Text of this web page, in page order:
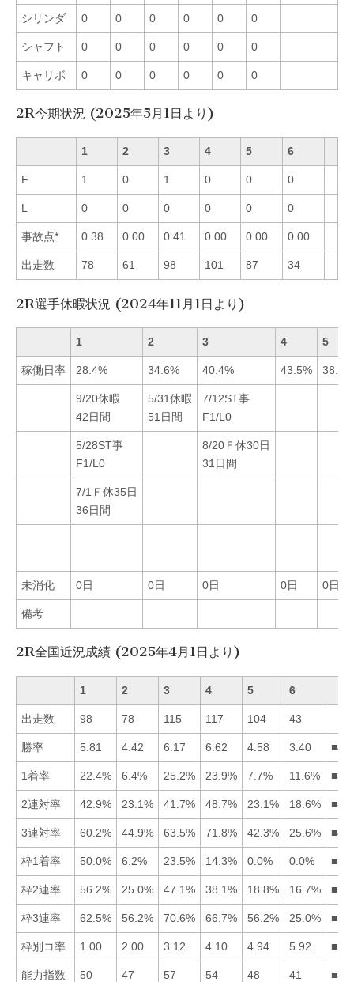
シリンダ 0 0 0 0 0 0
シャフト 0 0 0 0 0 0
キャリボ 0 0 0 0 0 0
2R今期状況 (2025年5月1日より)
1 2 3 4 5 6
F 1 0 1 0 0 0
L 0 0 0 0 0 0
事故点* 0.38 0.00 0.41 0.00 0.00 0.00
出走数 78 61 98 101 87 34
2R選手休暇状況 (2024年11月1日より)
1 2 3 4 5
稼働日率 28.4% 34.6% 40.4% 43.5% 38.0%
9/20休暇
42日間
5/31休暇
51日間
7/12ST事
F1/L0
5/28ST事
F1/L0
8/20Ｆ休30日
31日間
7/1Ｆ休35日
36日間
未消化 0日 0日 0日 0日 0日
備考
2R全国近況成績 (2025年4月1日より)
1 2 3 4 5 6
出走数 98 78 115 117 104 43
勝率 5.81 4.42 6.17 6.62 4.58 3.40
1着率 22.4% 6.4% 25.2% 23.9% 7.7% 11.6%
2連対率 42.9% 23.1% 41.7% 48.7% 23.1% 18.6%
3連対率 60.2% 44.9% 63.5% 71.8% 42.3% 25.6%
枠1着率 50.0% 6.2% 23.5% 14.3% 0.0% 0.0%
枠2連率 56.2% 25.0% 47.1% 38.1% 18.8% 16.7%
枠3連率 62.5% 56.2% 70.6% 66.7% 56.2% 25.0%
枠別コ率 1.00 2.00 3.12 4.10 4.94 5.92
能力指数 50 47 57 54 48 41